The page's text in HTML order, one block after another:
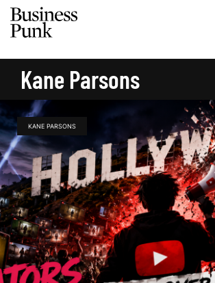
Kane Parsons
KANE PARSONS